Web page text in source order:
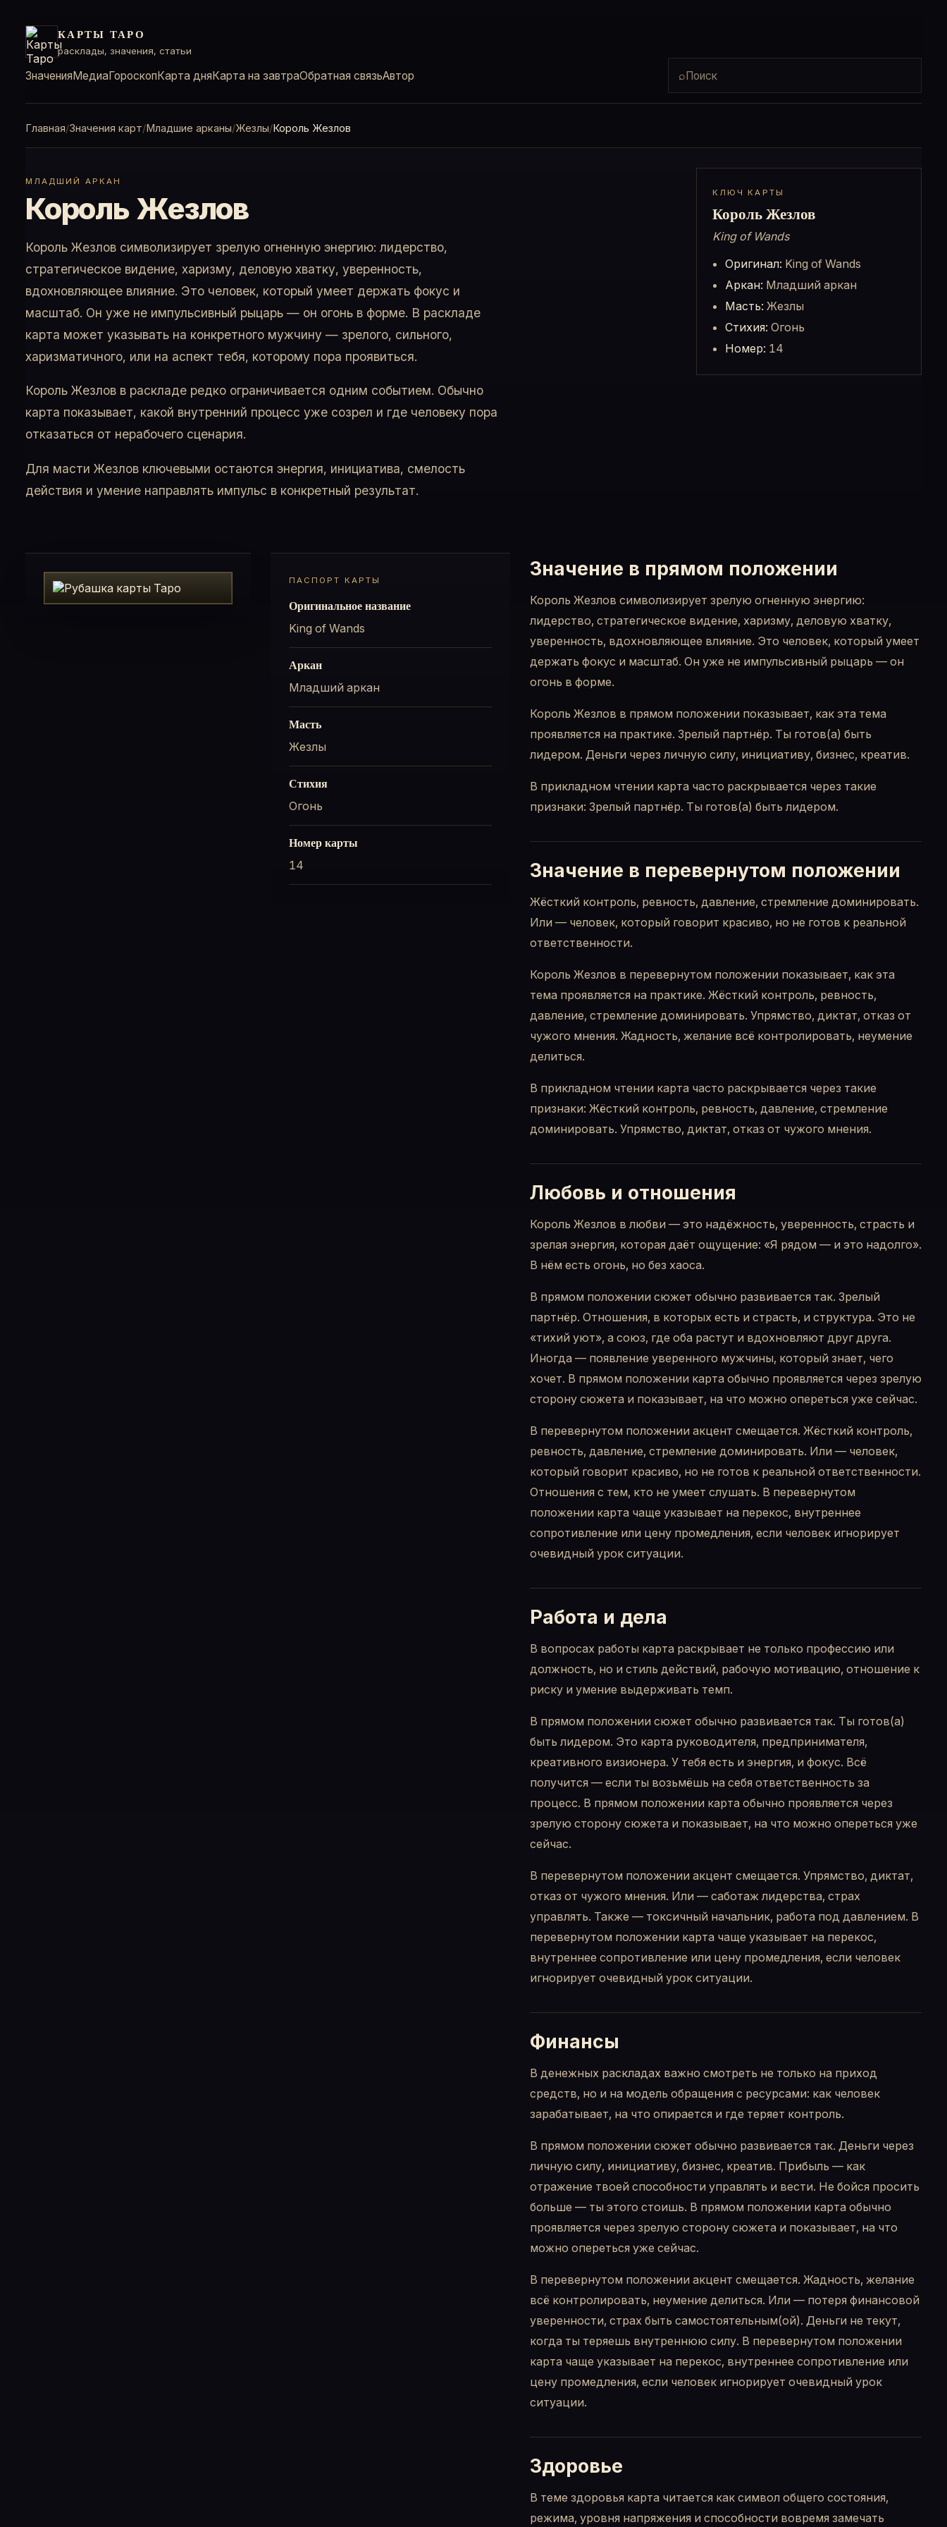
КАРТЫ ТАРО
расклады, значения, статьи
ЗначенияМедиаГороскопКарта дняКарта на завтраОбратная связьАвтор
⌕
Главная Значения карт Младшие арканы Жезлы Король Жезлов
МЛАДШИЙ АРКАН
Король Жезлов
Король Жезлов символизирует зрелую огненную энергию: лидерство,
стратегическое видение, харизму, деловую хватку, уверенность,
вдохновляющее влияние. Это человек, который умеет держать фокус и
масштаб. Он уже не импульсивный рыцарь — он огонь в форме. В раскладе
карта может указывать на конкретного мужчину — зрелого, сильного,
харизматичного, или на аспект тебя, которому пора проявиться.
Король Жезлов в раскладе редко ограничивается одним событием. Обычно
карта показывает, какой внутренний процесс уже созрел и где человеку пора
отказаться от нерабочего сценария.
Для масти Жезлов ключевыми остаются энергия, инициатива, смелость
действия и умение направлять импульс в конкретный результат.
КЛЮЧ КАРТЫ
Король Жезлов
King of Wands
Оригинал: King of Wands
Аркан: Младший аркан
Масть: Жезлы
Стихия: Огонь
Номер: 14
ПАСПОРТ КАРТЫ
Оригинальное название
King of Wands
Аркан
Младший аркан
Масть
Жезлы
Стихия
Огонь
Номер карты
14
Значение в прямом положении
Король Жезлов символизирует зрелую огненную энергию:
лидерство, стратегическое видение, харизму, деловую хватку,
уверенность, вдохновляющее влияние. Это человек, который умеет
держать фокус и масштаб. Он уже не импульсивный рыцарь — он
огонь в форме.
Король Жезлов в прямом положении показывает, как эта тема
проявляется на практике. Зрелый партнёр. Ты готов(а) быть
лидером. Деньги через личную силу, инициативу, бизнес, креатив.
В прикладном чтении карта часто раскрывается через такие
признаки: Зрелый партнёр. Ты готов(а) быть лидером.
Значение в перевернутом положении
Жёсткий контроль, ревность, давление, стремление доминировать.
Или — человек, который говорит красиво, но не готов к реальной
ответственности.
Король Жезлов в перевернутом положении показывает, как эта
тема проявляется на практике. Жёсткий контроль, ревность,
давление, стремление доминировать. Упрямство, диктат, отказ от
чужого мнения. Жадность, желание всё контролировать, неумение
делиться.
В прикладном чтении карта часто раскрывается через такие
признаки: Жёсткий контроль, ревность, давление, стремление
доминировать. Упрямство, диктат, отказ от чужого мнения.
Любовь и отношения
Король Жезлов в любви — это надёжность, уверенность, страсть и
зрелая энергия, которая даёт ощущение: «Я рядом — и это надолго».
В нём есть огонь, но без хаоса.
В прямом положении сюжет обычно развивается так. Зрелый
партнёр. Отношения, в которых есть и страсть, и структура. Это не
«тихий уют», а союз, где оба растут и вдохновляют друг друга.
Иногда — появление уверенного мужчины, который знает, чего
хочет. В прямом положении карта обычно проявляется через зрелую
сторону сюжета и показывает, на что можно опереться уже сейчас.
В перевернутом положении акцент смещается. Жёсткий контроль,
ревность, давление, стремление доминировать. Или — человек,
который говорит красиво, но не готов к реальной ответственности.
Отношения с тем, кто не умеет слушать. В перевернутом
положении карта чаще указывает на перекос, внутреннее
сопротивление или цену промедления, если человек игнорирует
очевидный урок ситуации.
Работа и дела
В вопросах работы карта раскрывает не только профессию или
должность, но и стиль действий, рабочую мотивацию, отношение к
риску и умение выдерживать темп.
В прямом положении сюжет обычно развивается так. Ты готов(а)
быть лидером. Это карта руководителя, предпринимателя,
креативного визионера. У тебя есть и энергия, и фокус. Всё
получится — если ты возьмёшь на себя ответственность за
процесс. В прямом положении карта обычно проявляется через
зрелую сторону сюжета и показывает, на что можно опереться уже
сейчас.
В перевернутом положении акцент смещается. Упрямство, диктат,
отказ от чужого мнения. Или — саботаж лидерства, страх
управлять. Также — токсичный начальник, работа под давлением. В
перевернутом положении карта чаще указывает на перекос,
внутреннее сопротивление или цену промедления, если человек
игнорирует очевидный урок ситуации.
Финансы
В денежных раскладах важно смотреть не только на приход
средств, но и на модель обращения с ресурсами: как человек
зарабатывает, на что опирается и где теряет контроль.
В прямом положении сюжет обычно развивается так. Деньги через
личную силу, инициативу, бизнес, креатив. Прибыль — как
отражение твоей способности управлять и вести. Не бойся просить
больше — ты этого стоишь. В прямом положении карта обычно
проявляется через зрелую сторону сюжета и показывает, на что
можно опереться уже сейчас.
В перевернутом положении акцент смещается. Жадность, желание
всё контролировать, неумение делиться. Или — потеря финансовой
уверенности, страх быть самостоятельным(ой). Деньги не текут,
когда ты теряешь внутреннюю силу. В перевернутом положении
карта чаще указывает на перекос, внутреннее сопротивление или
цену промедления, если человек игнорирует очевидный урок
ситуации.
Здоровье
В теме здоровья карта читается как символ общего состояния,
режима, уровня напряжения и способности вовремя замечать